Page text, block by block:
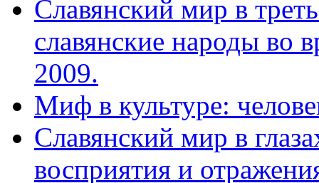
Славянский мир в
славянские народы во
2009.
Миф в культуре:
Славянский мир в
восприятия и